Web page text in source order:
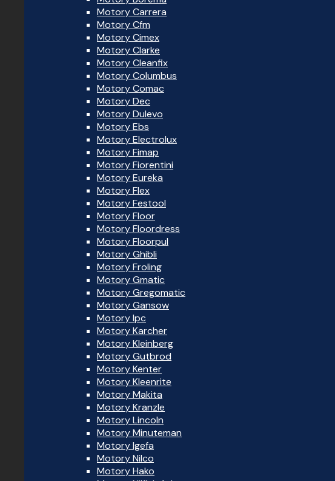
Motory Carrera
Motory Cfm
Motory Cimex
Motory Clarke
Motory Cleanfix
Motory Columbus
Motory Comac
Motory Dec
Motory Dulevo
Motory Ebs
Motory Electrolux
Motory Fimap
Motory Fiorentini
Motory Eureka
Motory Flex
Motory Festool
Motory Floor
Motory Floordress
Motory Floorpul
Motory Ghibli
Motory Froling
Motory Gmatic
Motory Gregomatic
Motory Gansow
Motory Ipc
Motory Karcher
Motory Kleinberg
Motory Gutbrod
Motory Kenter
Motory Kleenrite
Motory Makita
Motory Kranzle
Motory Lincoln
Motory Minuteman
Motory Igefa
Motory Nilco
Motory Hako